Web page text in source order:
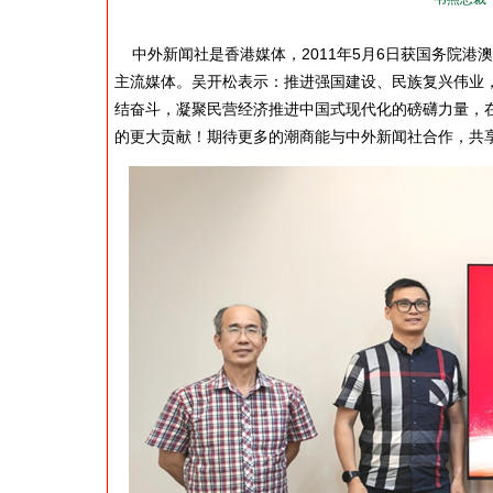
中外新闻社是香港媒体，2011年5月6日获国务院港
主流媒体。吴开松表示：推进强国建设、民族复兴伟
结奋斗，凝聚民营经济推进中国式现代化的磅礴力量
的更大贡献！期待更多的潮商能与中外新闻社合作，共